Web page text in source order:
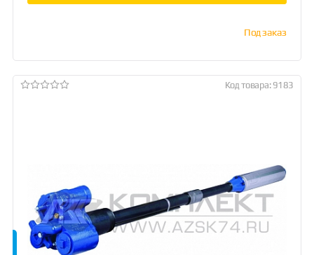
Под заказ
Код товара: 9183